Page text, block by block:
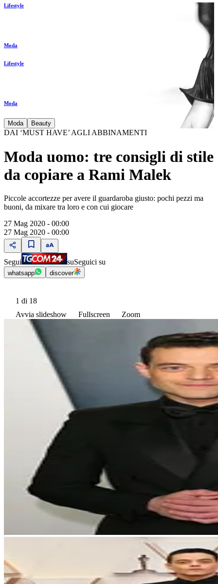
Lifestyle
Moda
Lifestyle
Moda
Moda Beauty
DAI ‘MUST HAVE’ AGLI ABBINAMENTI
Moda uomo: tre consigli di stile
da copiare a Rami Malek
Piccole accortezze per avere il guardaroba giusto: pochi pezzi ma
buoni, da mixare tra loro e con cui giocare
27 Mag 2020 - 00:00
27 Mag 2020 - 00:00
Segui suSeguici su
whatsapp discover
1 di 18
Avvia slideshow
Fullscreen Zoom